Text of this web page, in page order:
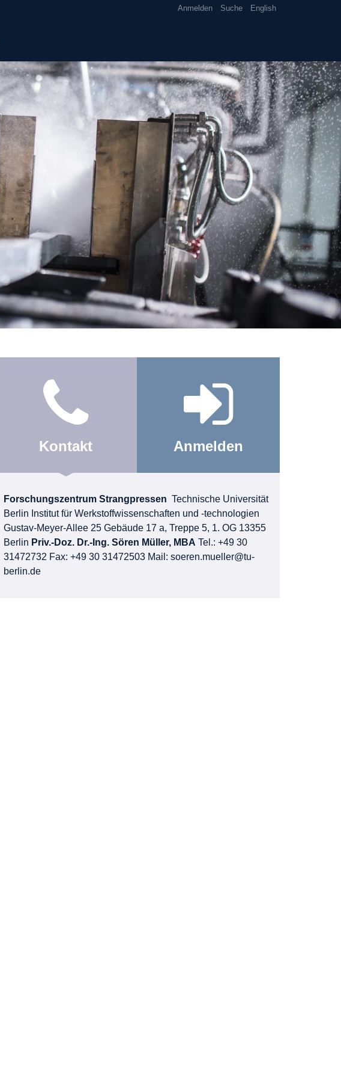
Anmelden Suche English
Kontakt Anmelden
Forschungszentrum Strangpressen Technische Universität
Berlin Institut für Werkstoffwissenschaften und -technologien
Gustav-Meyer-Allee 25Gebäude 17 a, Treppe 5, 1. OG 13355
Berlin Priv.-Doz. Dr.-Ing. Sören Müller, MBA Tel.: +49 30
31472732 Fax: +49 30 31472503 Mail: soeren.mueller@tu-
berlin.de